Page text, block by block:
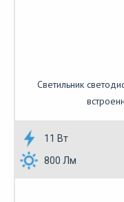
Cветильник
11 Вт
800 Лм